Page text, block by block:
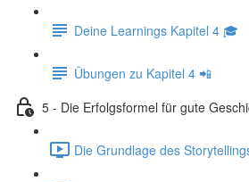
Deine Learnings Kapitel 4 🎓
Übungen zu Kapitel 4 📲
5 - Die Erfolgsformel für gute
Die Grundlage des